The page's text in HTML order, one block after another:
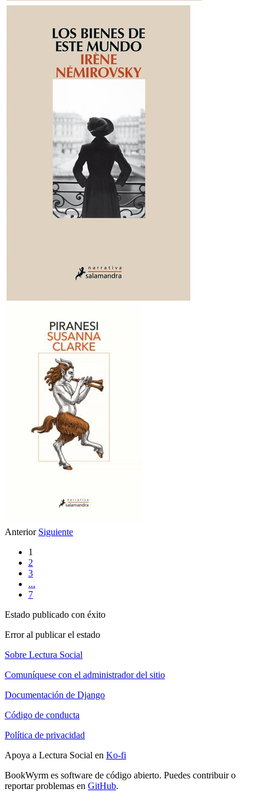
Anterior Siguiente
1
2
3
...
7
Estado publicado con éxito
Error al publicar el estado
Sobre Lectura Social
Comuníquese con el administrador del sitio
Documentación de Django
Código de conducta
Política de privacidad
Apoya a Lectura Social en Ko-fi
BookWyrm es software de código abierto. Puedes contribuir o
reportar problemas en GitHub.